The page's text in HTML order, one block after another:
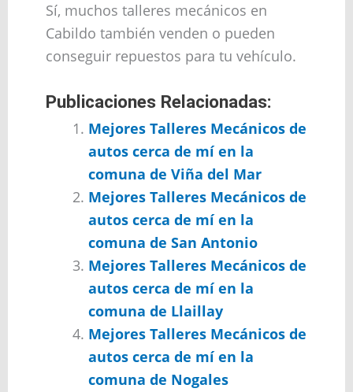
Sí, muchos talleres mecánicos en
Cabildo también venden o pueden
conseguir repuestos para tu vehículo.
Publicaciones Relacionadas:
Mejores Talleres Mecánicos de
autos cerca de mí en la
comuna de Viña del Mar
Mejores Talleres Mecánicos de
autos cerca de mí en la
comuna de San Antonio
Mejores Talleres Mecánicos de
autos cerca de mí en la
comuna de Llaillay
Mejores Talleres Mecánicos de
autos cerca de mí en la
comuna de Nogales